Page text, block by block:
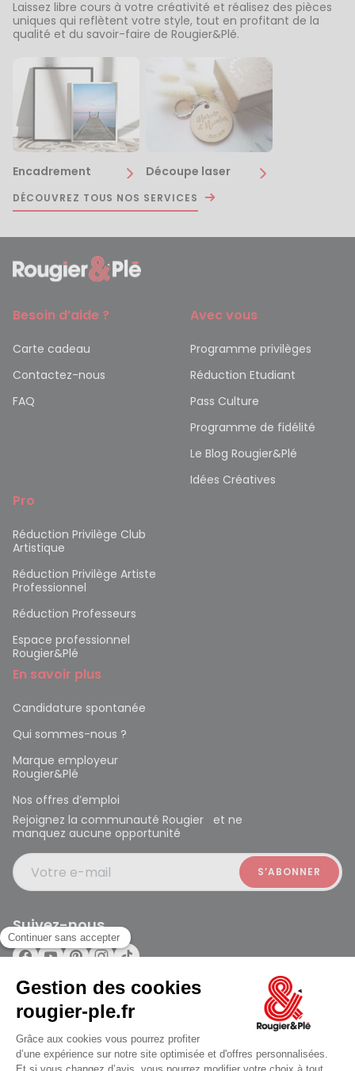
jusqu'au Lundi à 10:00
Laissez libre cours à votre créativité et réalisez des pièces
uniques qui reflètent votre style, tout en profitant de la
qualité et du savoir-faire de Rougier&Plé.
Encadrement Découpe laser
DÉCOUVREZ TOUS NOS SERVICES
Besoin d’aide ?
Carte cadeau
Contactez-nous
FAQ
Avec vous
Programme privilèges
Réduction Etudiant
Pass Culture
Programme de fidélité
Le Blog Rougier&Plé
Idées Créatives
Pro
Réduction Privilège Club
Artistique
Réduction Privilège Artiste
Professionnel
Réduction Professeurs
Espace professionnel
Rougier&Plé
En savoir plus
Candidature spontanée
Qui sommes-nous ?
Marque employeur
Rougier&Plé
Nos offres d’emploi
Rejoignez la communauté Rougier et ne
manquez aucune opportunité
Votre e-mail
Suivez-nous
Rougier et Plé 2024 Copyright